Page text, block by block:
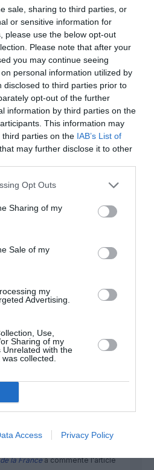
sale, sharing to third parties, or
or sensitive information for
please use the below opt-out
Please note that after your
you may continue seeing
personal information utilized by
disclosed to third parties prior to
opt-out of the further
information by third parties on the
This information may
parties on the IAB’s List of
that may further disclose it to other
Opt Outs
Sharing of my
Sale of my
my
Advertising.
Use,
Sharing of my
Unrelated with the
collected.
Access Privacy Policy
une seule fois…
RÉPONDRE
UN COMMENTAIRE
UN DON
aux lecteurs !
participez
:
777F de National
la Francea commenté l'article